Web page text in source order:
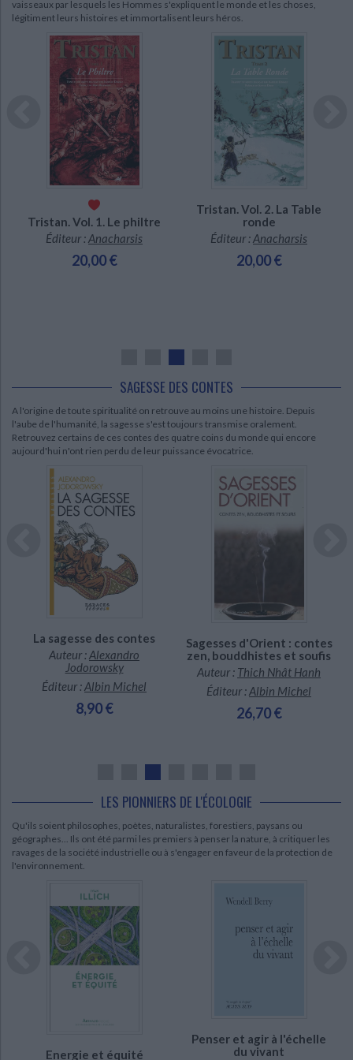
vaisseaux par lesquels les Hommes s'expliquent le monde et les choses,
légitiment leurs histoires et immortalisent leurs héros.
CHARGEMENT...
Tristan. Vol. 1. Le philtre
Éditeur :Anacharsis
20,00 €
CHARGEMENT...
Tristan. Vol. 2. La Table
ronde
Éditeur :Anacharsis
20,00 €
SAGESSE DES CONTES
A l'origine de toute spiritualité on retrouve au moins une histoire. Depuis
l'aube de l'humanité, la sagesse s'est toujours transmise oralement.
Retrouvez certains de ces contes des quatre coins du monde qui encore
aujourd'hui n'ont rien perdu de leur puissance évocatrice.
CHARGEMENT...
La sagesse des contes
Auteur : Alexandro
Jodorowsky
Éditeur : Albin Michel
8,90 €
Sagesses d'Orient : contes
zen, bouddhistes et soufis
Auteur : Thich Nhât Hanh
Éditeur :Albin Michel
26,70 €
LES PIONNIERS DE L'ÉCOLOGIE
Qu'ils soient philosophes, poètes, naturalistes, forestiers, paysans ou
géographes... Ils ont été parmi les premiers à penser la nature, à critiquer les
ravages de la société industrielle ou à s'engager en faveur de la protection de
l'environnement.
CHARGEMENT...
Energie et équité
Penser et agir à l'échelle
du vivant